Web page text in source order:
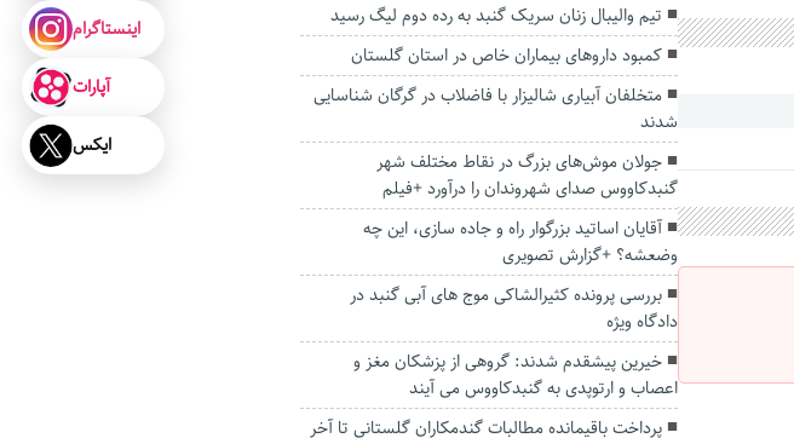
تیم والیبال زنان سریک گنبد به رده دوم لیگ رسید
کمبود داروهای بیماران خاص در استان گلستان
متخلفان آبیاری شالیزار با فاضلاب در گرگان شناسایی
شدند
جولان موش‌های بزرگ در نقاط مختلف شهر
گنبدکاووس صدای شهروندان را درآورد +فیلم
آقایان اساتید بزرگوار راه و جاده سازی، این چه
وضعشه؟ +گزارش تصویری
بررسی پرونده کثیرالشاکی موج های آبی گنبد در
دادگاه ویژه
خیرین پیشقدم شدند: گروهی از پزشکان مغز و
اعصاب و ارتوپدی به گنبدکاووس می آیند
پرداخت باقیمانده مطالبات گندمکاران گلستانی تا آخر
اینستاگرام
آپارات
ایکس